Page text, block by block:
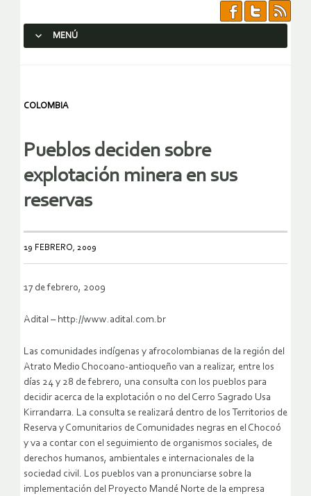
MENÚ
COLOMBIA
Pueblos deciden sobre
explotación minera en sus
reservas
19 FEBRERO, 2009
17 de febrero, 2009
Adital – http://www.adital.com.br
Las comunidades indígenas y afrocolombianas de la región del
Atrato Medio Chocoano-antioqueño van a realizar, entre los
días 24 y 28 de febrero, una consulta con los pueblos para
decidir acerca de la explotación o no del Cerro Sagrado Usa
Kirrandarra. La consulta se realizará dentro de los Territorios de
Reserva y Comunitarios de Comunidades negras en el Chocoó
y va a contar con el seguimiento de organismos sociales, de
derechos humanos, ambientales e internacionales de la
sociedad civil. Los pueblos van a pronunciarse sobre la
implementación del Proyecto Mandé Norte de la empresa